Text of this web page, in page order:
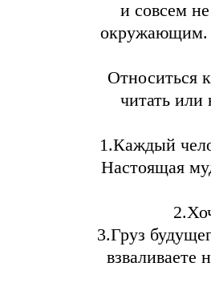
и совсем
окружающим.
Относиться
читать или
1.Каждый
Настоящая
3.Груз
взваливаете